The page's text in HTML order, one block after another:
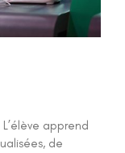
L’élève apprend
de